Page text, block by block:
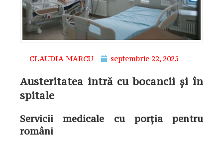
CLAUDIA MARCU septembrie 22, 2025
Austeritatea intră cu bocancii și în
spitale
Servicii medicale cu porția pentru
români